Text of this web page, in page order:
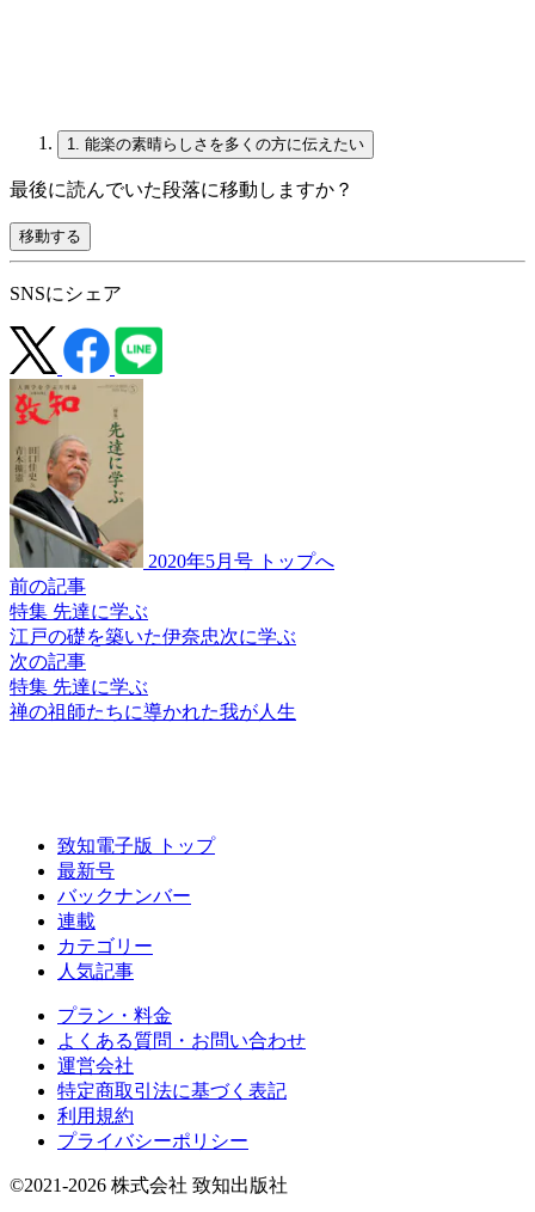
1. 能楽の素晴らしさを多くの方に伝えたい
最後に読んでいた段落に移動しますか？
移動する
SNSにシェア
2020年5月号 トップへ
前の記事
特集 先達に学ぶ
江戸の礎を築いた伊奈忠次に学ぶ
次の記事
特集 先達に学ぶ
禅の祖師たちに導かれた我が人生
致知電子版 トップ
最新号
バックナンバー
連載
カテゴリー
人気記事
プラン・料金
よくある質問・お問い合わせ
運営会社
特定商取引法に基づく表記
利用規約
プライバシーポリシー
©2021-2026 株式会社 致知出版社